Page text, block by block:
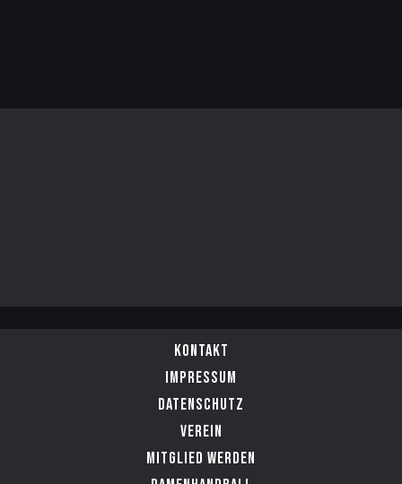
Kontakt
Impressum
Datenschutz
Verein
Mitglied werden